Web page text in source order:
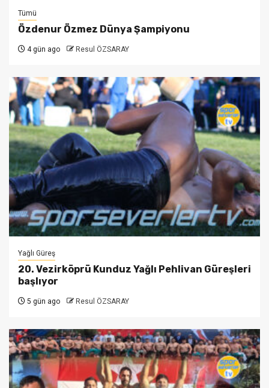
Tümü
Özdenur Özmez Dünya Şampiyonu
4 gün ago Resul ÖZSARAY
Yağlı Güreş
20. Vezirköprü Kunduz Yağlı Pehlivan Güreşleri
başlıyor
5 gün ago Resul ÖZSARAY